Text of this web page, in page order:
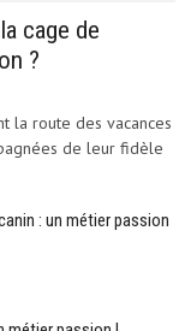
cage de
?
la route des vacances
de leur fidèle
: un métier passion